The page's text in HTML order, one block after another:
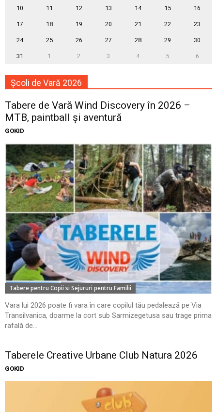
10 11 12 13 14 15 16
17 18 19 20 21 22 23
24 25 26 27 28 29 30
31 1 2 3 4 5 6
Școli de Vară 2026
Tabere de Vară Wind Discovery în 2026 –
MTB, paintball și aventură
GOKID
Tabere pentru Copii si Sejururi pentru Familii
Vara lui 2026 poate fi vara în care copilul tău pedalează pe Via
Transilvanica, doarme la cort sub Sarmizegetusa sau trage prima
rafală de...
Taberele Creative Urbane Club Natura 2026
GOKID